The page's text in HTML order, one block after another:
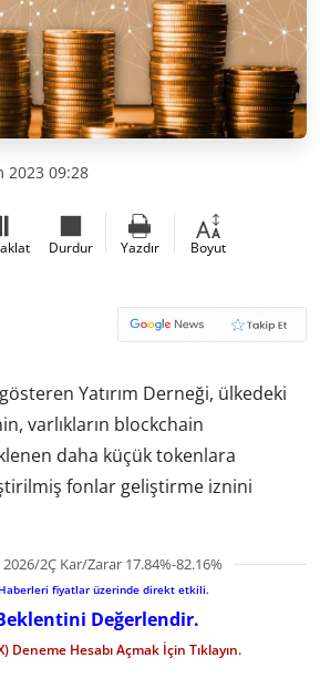
2023 09:28
Durdur Yazdır Boyut
Yatırım Derneği, ülkedeki
varlıkların blockchain
daha küçük tokenlara
fonlar geliştirme iznini
2Ç Kar/Zarar 17.84%-82.16%
fiyatlar üzerinde direkt etkili.
Değerlendir.
Deneme Hesabı Açmak İçin Tıklayın.